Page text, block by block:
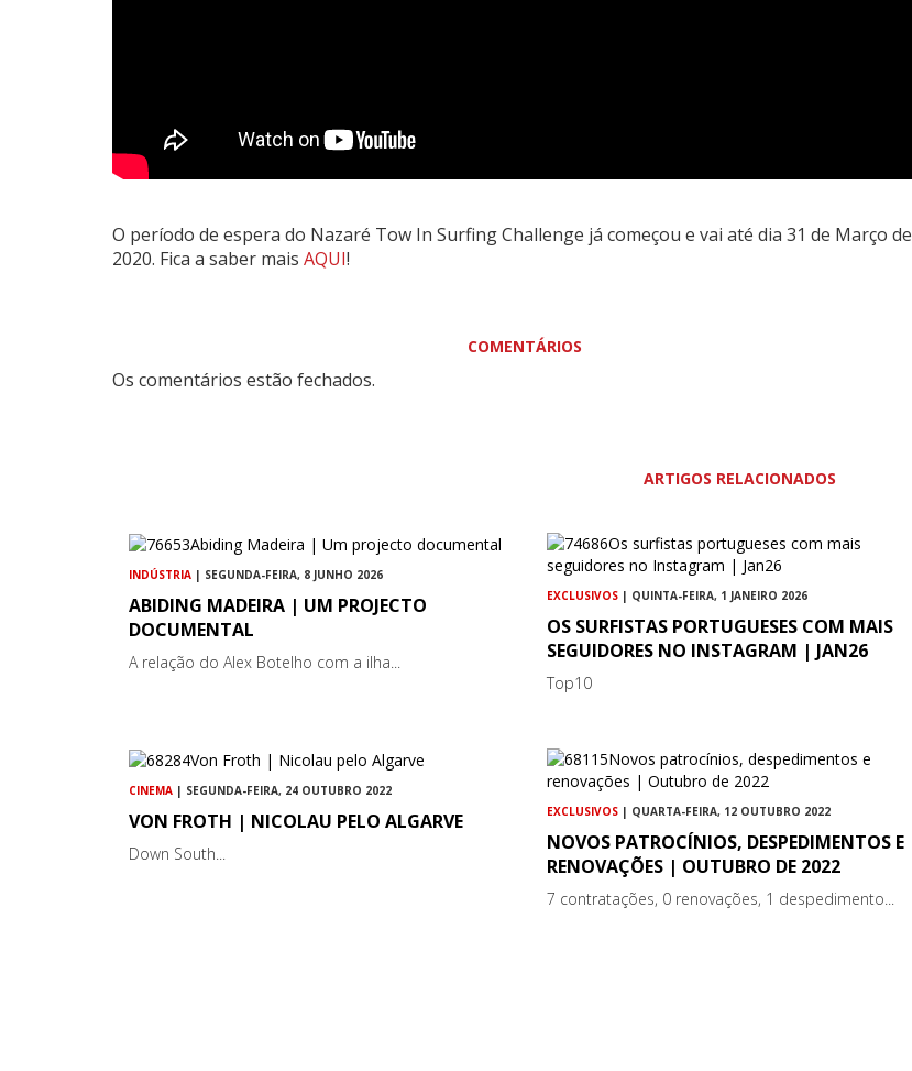
O período de espera do Nazaré Tow In Surfing Challenge já começou e vai até dia 31 de Março de
2020. Fica a saber mais AQUI!
COMENTÁRIOS
Os comentários estão fechados.
ARTIGOS RELACIONADOS
INDÚSTRIA | SEGUNDA-FEIRA, 8 JUNHO 2026
ABIDING MADEIRA | UM PROJECTO
DOCUMENTAL
A relação do Alex Botelho com a ilha...
EXCLUSIVOS | QUINTA-FEIRA, 1 JANEIRO 2026
OS SURFISTAS PORTUGUESES COM MAIS
SEGUIDORES NO INSTAGRAM | JAN26
Top10
CINEMA | SEGUNDA-FEIRA, 24 OUTUBRO 2022
VON FROTH | NICOLAU PELO ALGARVE
Down South...
EXCLUSIVOS | QUARTA-FEIRA, 12 OUTUBRO 2022
NOVOS PATROCÍNIOS, DESPEDIMENTOS E
RENOVAÇÕES | OUTUBRO DE 2022
7 contratações, 0 renovações, 1 despedimento...